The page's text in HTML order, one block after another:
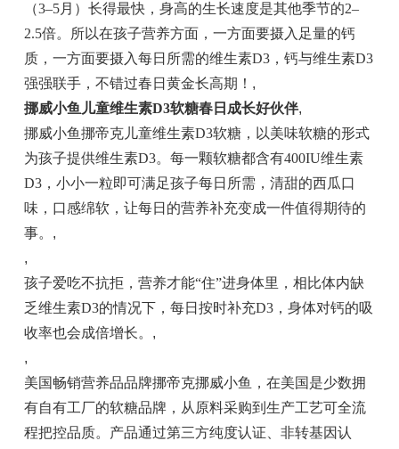
（3–5月）长得最快，身高的生长速度是其他季节的2–
2.5倍。
所以在孩子营养方面，一方面要摄入足量的钙
质，一方面要摄入每日所需的维生素D3，钙与维生素D3
强强联手，不错过春日黄金长高期！ ,
挪威小鱼 儿童维生素D3软糖春日成长好伙伴,
挪威小鱼挪帝克儿童维生素D3软糖，以美味软糖的形式
为孩子提供维生素D3。每一颗软糖都含有400IU维生素
D3，小小一粒即可满足孩子每日所需，清甜的西瓜口
味，口感绵软，让每日的营养补充变成一件值得期待的
事。 ,
,
孩子爱吃不抗拒，营养才能“住”进身体里，相比体内缺
乏维生素D3的情况下，每日按时补充D3，身体对钙的吸
收率也会成倍增长。 ,
,
美国畅销营养品品牌挪帝克挪威小鱼，在美国是少数拥
有自有工厂的软糖品牌，从原料采购到生产工艺可全流
程把控品质。产品通过第三方纯度认证、非转基因认